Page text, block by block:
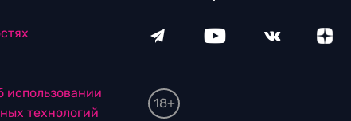
использовании
технологий
18+